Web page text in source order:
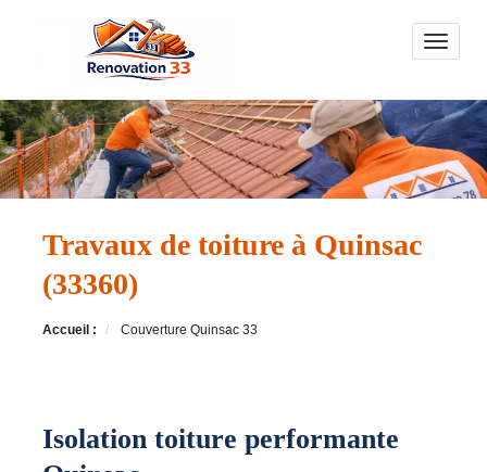
Toggle
Travaux de toiture à Quinsac
(33360)
Accueil : Couverture Quinsac 33
Isolation toiture performante